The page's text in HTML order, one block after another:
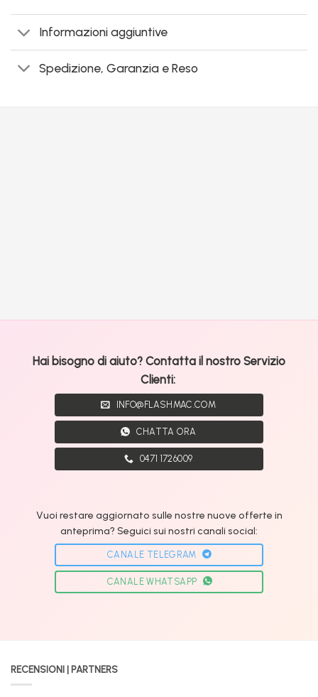
Informazioni aggiuntive
Spedizione, Garanzia e Reso
Hai bisogno di aiuto? Contatta il nostro Servizio
Clienti:
INFO@FLASHMAC.COM
CHATTA ORA
0471 1726009
Vuoi restare aggiornato sulle nostre nuove offerte in
anteprima? Seguici sui nostri canali social:
CANALE TELEGRAM
CANALE WHATSAPP
RECENSIONI | PARTNERS